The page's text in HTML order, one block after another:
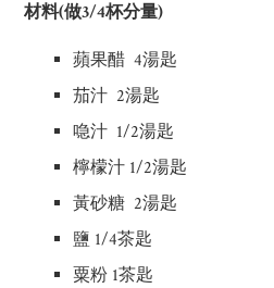
材料(做3/4杯分量)
蘋果醋 4湯匙
茄汁 2湯匙
喼汁 1/2湯匙
檸檬汁 1/2湯匙
黃砂糖 2湯匙
鹽 1/4茶匙
粟粉 1茶匙